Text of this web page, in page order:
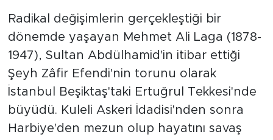
Radikal değişimlerin gerçekleştiği bir
dönemde yaşayan Mehmet Ali Laga (1878-
1947), Sultan Abdülhamid'in itibar ettiği
Şeyh Zâfir Efendi'nin torunu olarak
İstanbul Beşiktaş'taki Ertuğrul Tekkesi'nde
büyüdü. Kuleli Askeri İdadisi'nden sonra
Harbiye'den mezun olup hayatını savaş